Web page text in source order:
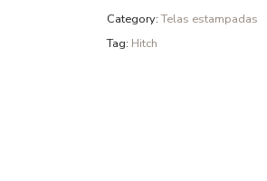
fosfatos y en ciclo delicado.
Category:Telas estampadas
Tag: Hitch